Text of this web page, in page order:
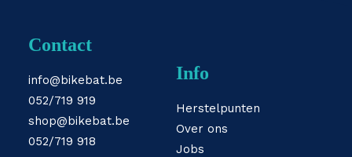
Contact
info@bikebat.be
052/719 919
shop@bikebat.be
052/719 918
Info
Herstelpunten
Over ons
Jobs